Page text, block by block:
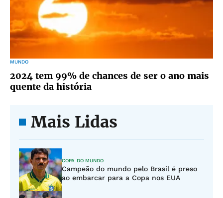
MUNDO
2024 tem 99% de chances de ser o ano mais
quente da história
Mais Lidas
COPA DO MUNDO
Campeão do mundo pelo Brasil é preso
ao embarcar para a Copa nos EUA